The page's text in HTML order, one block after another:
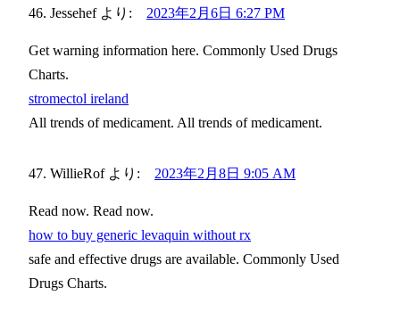
Jessehef より: 2023年2月6日 6:27 PM
Get warning information here. Commonly Used Drugs
Charts.
stromectol ireland
All trends of medicament. All trends of medicament.
WillieRof より: 2023年2月8日 9:05 AM
Read now. Read now.
how to buy generic levaquin without rx
safe and effective drugs are available. Commonly Used
Drugs Charts.